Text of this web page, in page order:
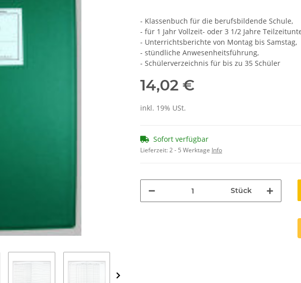
- Klassenbuch für die berufsbildende Schule,
- für 1 Jahr Vollzeit- oder 3 1/2 Jahre
- Unterrichtsberichte von Montag bis Samstag,
- stündliche Anwesenheitsführung,
- Schülerverzeichnis für bis zu 35 Schüler
14,02 €
inkl. 19% USt.
Sofort verfügbar
Lieferzeit:2 - 5 Werktage Info
Stück